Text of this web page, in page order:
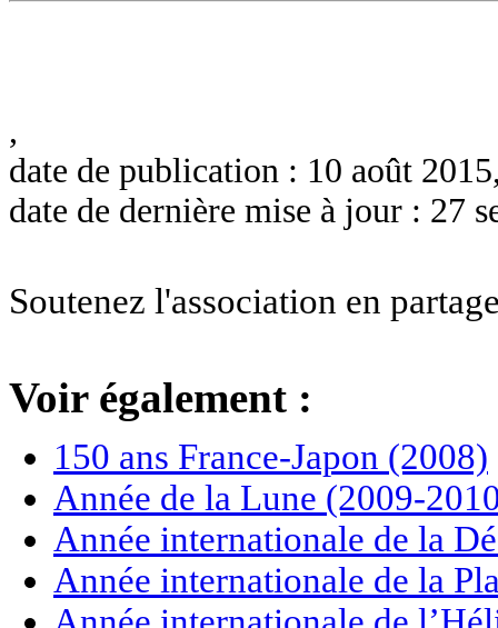
,
date de publication : 10 août
date de dernière mise à jour : 27
Soutenez l'association en
Voir également :
150 ans France-Japon (2008)
Année de la Lune (2009-
Année internationale de la
Année internationale de la